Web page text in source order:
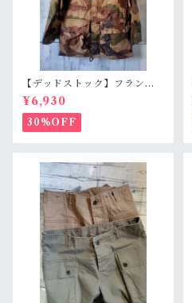
【デッドストック】フランス
T4Felin コンバットジャケッ
ト CCE RankS
¥6,930
30%OFF